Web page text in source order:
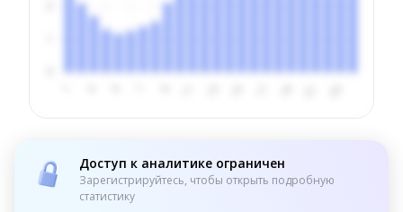
Доступ к аналитике ограничен
Зарегистрируйтесь, чтобы открыть подробную
статистику